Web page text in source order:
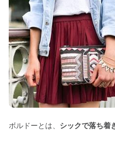
ボルドーとは、 シックで落ち着